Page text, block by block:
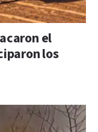
el
los